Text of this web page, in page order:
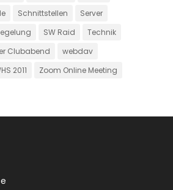
Schnittstellen
Server
SW Raid
Technik
Clubabend
webdav
2011 Zoom Online Meeting